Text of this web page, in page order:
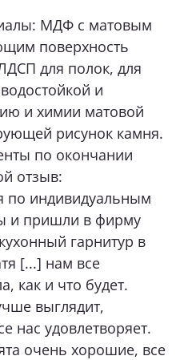
МДФ с матовым
поверхность
для полок, для
и
и химии матовой
рисунок камня.
по окончании
отзыв:
по индивидуальным
и пришли в фирму
гарнитур в
[...] нам все
как и что будет.
выглядит,
нас удовлетворяет.
очень хорошие, все